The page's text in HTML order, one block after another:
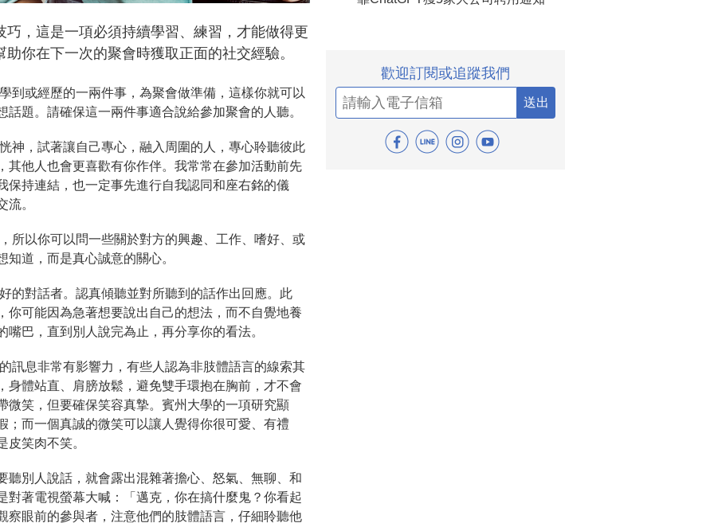
，這是一項必須持續學習、練習，才能做得更
你在下一次的聚會時獲取正面的社交經驗。
到或經歷的一兩件事，為聚會做準備，這樣你就可以
題。請確保這一兩件事適合說給參加聚會的人聽。
神，試著讓自己專心，融入周圍的人，專心聆聽彼此
其他人也會更喜歡有你作伴。我常常在參加活動前先
保持連結，也一定事先進行自我認同和座右銘的儀
流。
所以你可以問一些關於對方的興趣、工作、嗜好、或
道，而是真心誠意的關心。
的對話者。認真傾聽並對所聽到的話作出回應。此
你可能因為急著想要說出自己的想法，而不自覺地養
巴，直到別人說完為止，再分享你的看法。
訊息非常有影響力，有些人認為非肢體語言的線索其
身體站直、肩膀放鬆，避免雙手環抱在胸前，才不會
微笑，但要確保笑容真摯。賓州大學的一項研究顯
；而一個真誠的微笑可以讓人覺得你很可愛、有禮
笑肉不笑。
聽別人說話，就會露出混雜著擔心、怒氣、無聊、和
對著電視螢幕大喊：「邁克，你在搞什麼鬼？你看起
察眼前的參與者，注意他們的肢體語言，仔細聆聽他
歡迎訂閱或追蹤我們
送出